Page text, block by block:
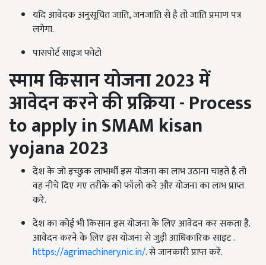
यदि आवेदक अनुसूचित जाति, जनजाति से है तो जाति प्रमाण पत्र
लगेगा.
पासपोर्ट साइज फोटो
स्माम किसान योजना2023में
आवेदन करने की प्रक्रिया- Process
to apply in SMAM kisan
yojana 2023
देश के जो इच्छुक लाभार्थी इस योजना का लाभ उठाना चाहते है तो
वह नीचे दिए गए तरीके को फॉलो करे और योजना का लाभ प्राप्त
करे.
देश का कोई भी किसान इस योजना के लिए आवेदन कर सकता है.
आवेदन करने के लिए इस योजना से जुड़ी आधिकारिक साइट .
https://agrimachinery.nic.in/. से जानकारी प्राप्त करें.